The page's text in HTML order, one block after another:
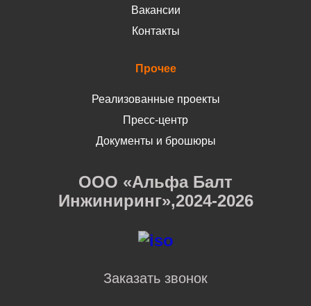
Вакансии
Контакты
Прочее
Реализованные проекты
Пресс-центр
Документы и брошюры
ООО «Альфа Балт
Инжиниринг»,2024-2026
Заказать звонок